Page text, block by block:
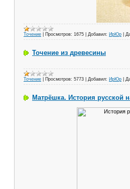
Точение Просмотров: 1675 Добавил: ИрЮр
Точение из древесины
Точение Просмотров: 5773 Добавил: ИрЮр
Матрёшка. История русской